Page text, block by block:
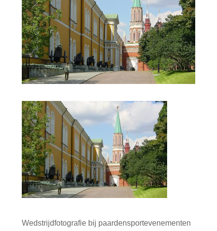
Wedstrijdfotografie bij paardensportevenementen